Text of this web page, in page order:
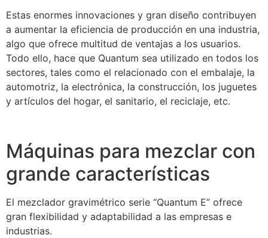
Estas enormes innovaciones y gran diseño contribuyen
a aumentar la eficiencia de producción en una industria,
algo que ofrece multitud de ventajas a los usuarios.
Todo ello, hace que Quantum sea utilizado en todos los
sectores, tales como el relacionado con el embalaje, la
automotriz, la electrónica, la construcción, los juguetes
y artículos del hogar, el sanitario, el reciclaje, etc.
Máquinas para mezclar con
grande características
El mezclador gravimétrico serie “Quantum E” ofrece
gran flexibilidad y adaptabilidad a las empresas e
industrias.